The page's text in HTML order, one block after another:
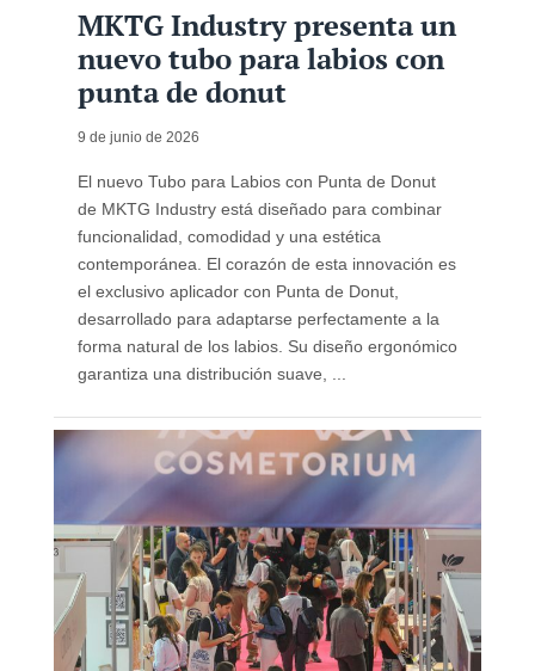
MKTG Industry presenta un
nuevo tubo para labios con
punta de donut
9 de junio de 2026
El nuevo Tubo para Labios con Punta de Donut
de MKTG Industry está diseñado para combinar
funcionalidad, comodidad y una estética
contemporánea. El corazón de esta innovación es
el exclusivo aplicador con Punta de Donut,
desarrollado para adaptarse perfectamente a la
forma natural de los labios. Su diseño ergonómico
garantiza una distribución suave, ...